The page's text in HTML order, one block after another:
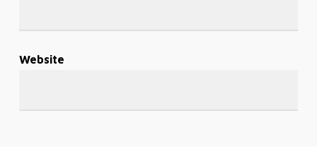
Website